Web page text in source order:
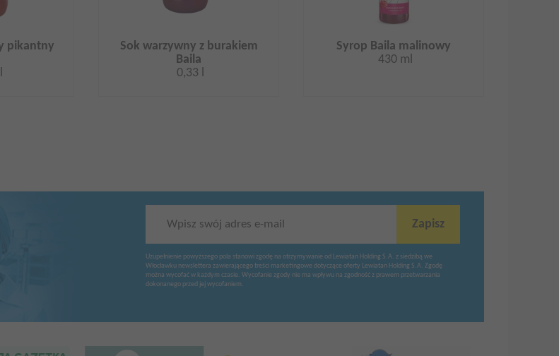
pikantny
Sok warzywny z burakiem
Baila
0,33 l
Syrop Baila malinowy
430 ml
Wpisz swój adres e-mail Zapisz
Uzupełnienie powyższego pola stanowi zgodę na otrzymywanie od Lewiatan Holding S.A. z siedzibą we
Włocławku newslettera zawierającego treści marketingowe dotyczące oferty Lewiatan Holding S.A. Zgodę
można wycofać w każdym czasie. Wycofanie zgody nie ma wpływu na zgodność z prawem przetwarzania
dokonanego przed jej wycofaniem.